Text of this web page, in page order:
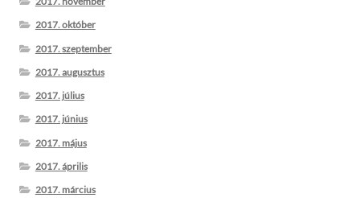
2017. október
2017. szeptember
2017. augusztus
2017. július
2017. június
2017. május
2017. április
2017. március